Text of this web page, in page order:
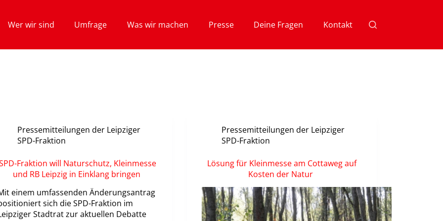
Wer wir sind Umfrage Was wir machen Presse Deine Fragen Kontakt
Pressemitteilungen der Leipziger
SPD-Fraktion
Fraktion will Naturschutz, Kleinmesse
und RB Leipzig in Einklang bringen
einem umfassenden Änderungsantrag
sich die SPD-Fraktion im
Stadtrat zur aktuellen Debatte
Pressemitteilungen der Leipziger
SPD-Fraktion
Lösung für Kleinmesse am Cottaweg auf
Kosten der Natur